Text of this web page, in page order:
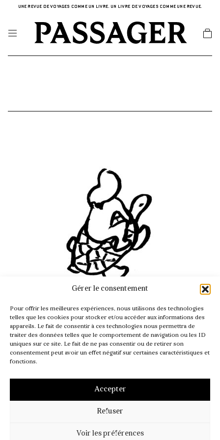
Gérer le consentement
Pour offrir les meilleures expériences, nous utilisons des technologies
telles que les cookies pour stocker et/ou accéder aux informations des
appareils. Le fait de consentir à ces technologies nous permettra de
traiter des données telles que le comportement de navigation ou les ID
uniques sur ce site. Le fait de ne pas consentir ou de retirer son
consentement peut avoir un effet négatif sur certaines caractéristiques et
fonctions.
Accepter
Refuser
Voir les préférences
UNE REVUE DE VOYAGES COMME UN LIVRE. UN LIVRE DE VOYAGES COMME UNE REVUE.
@REVUEPASSAGER
MENTIONS LÉGALES
POLITIQUE DE COOKIES (UE)